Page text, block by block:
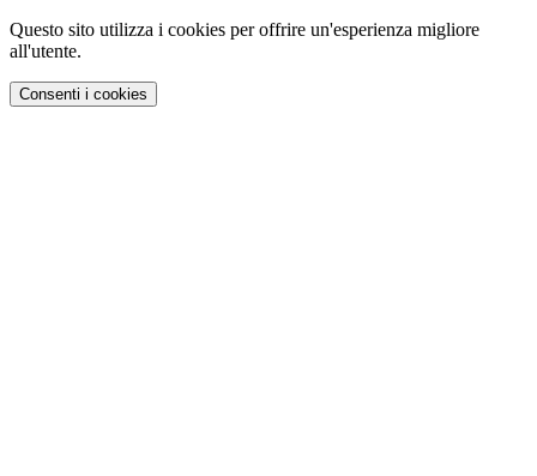
Questo sito utilizza i cookies per offrire un'esperienza migliore
all'utente.
Consenti i cookies